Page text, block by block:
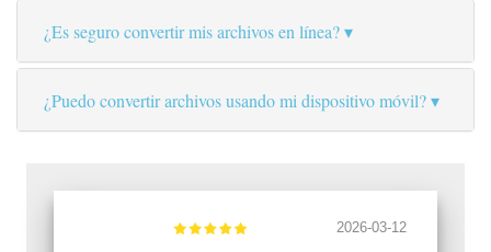
¿Es seguro convertir mis archivos en línea?
¿Puedo convertir archivos usando mi dispositivo móvil?
2026-03-12